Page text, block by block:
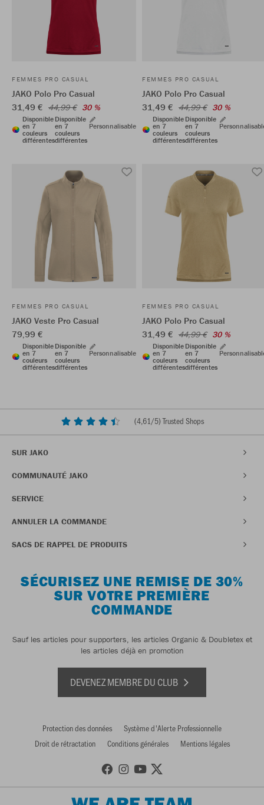
FEMMES PRO CASUAL
JAKO Polo Pro Casual
31,49 € 44,99 € 30 %
Disponible
en 7
couleurs
différentes
Disponible
en 7
couleurs
différentes
Personnalisable
FEMMES PRO CASUAL
JAKO Polo Pro Casual
31,49 € 44,99 € 30 %
Disponible
en 7
couleurs
différentes
Disponible
en 7
couleurs
différentes
FEMMES PRO CASUAL
JAKO Veste Pro Casual
79,99 €
Disponible
en 7
couleurs
différentes
Disponible
en 7
couleurs
différentes
Personnalisable
FEMMES PRO CASUAL
JAKO Polo Pro Casual
31,49 € 44,99 € 30 %
Disponible
en 7
couleurs
différentes
Disponible
en 7
couleurs
différentes
(4,61/5) Trusted Shops
SUR JAKO
COMMUNAUTÉ JAKO
SERVICE
ANNULER LA COMMANDE
SACS DE RAPPEL DE PRODUITS
SÉCURISEZ UNE REMISE DE 30%
SUR VOTRE PREMIÈRE
COMMANDE
Sauf les articles pour supporters, les articles Organic & Doubletex et
les articles déjà en promotion
DEVENEZ MEMBRE DU CLUB
Protection des données
Système d'Alerte Professionnelle
Droit de rétractation
Conditions générales Mentions légales